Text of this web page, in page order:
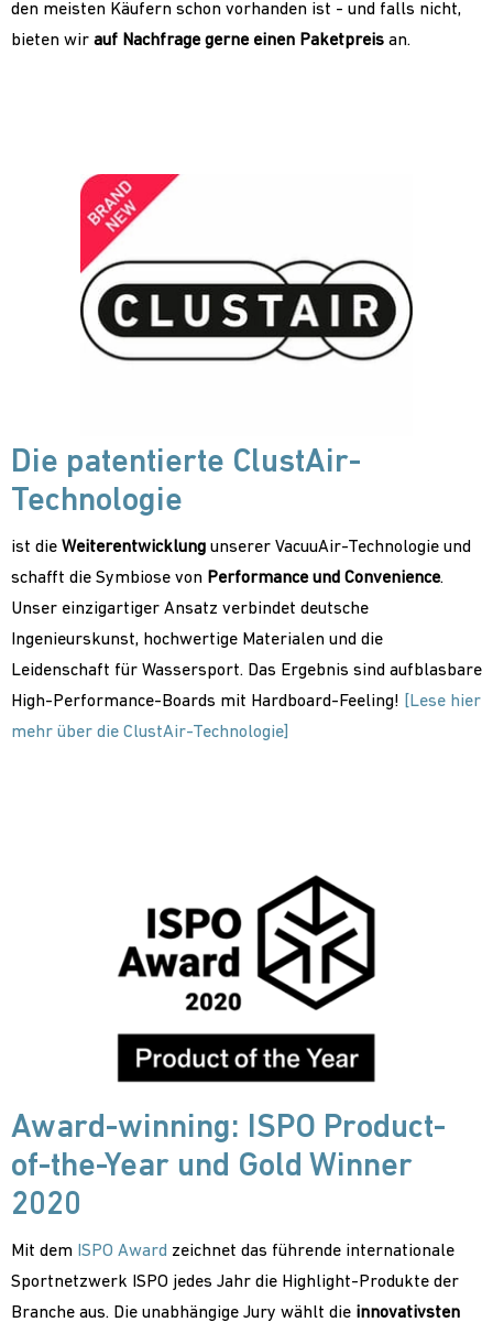
den meisten Käufern schon vorhanden ist - und falls nicht,
bieten wir auf Nachfrage gerne einen Paketpreis an.
Die patentierte ClustAir-
Technologie
ist die Weiterentwicklung unserer VacuuAir-Technologie und
schafft die Symbiose von Performance und Convenience.
Unser einzigartiger Ansatz verbindet deutsche
Ingenieurskunst, hochwertige Materialen und die
Leidenschaft für Wassersport. Das Ergebnis sind aufblasbare
High-Performance-Boards mit Hardboard-Feeling!
[Lese hier
mehr über die ClustAir-Technologie]
Award-winning: ISPO Product-
of-the-Year und Gold Winner
2020
Mit dem ISPO Award zeichnet das führende internationale
Sportnetzwerk ISPO jedes Jahr die Highlight-Produkte der
Branche aus. Die unabhängige Jury wählt die innovativsten